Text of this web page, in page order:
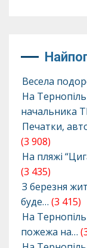
Весела
На
начальника
Печатки,
(3 908)
На пляжі
(3 435)
З березня
буде… (3 415)
На
пожежа на…